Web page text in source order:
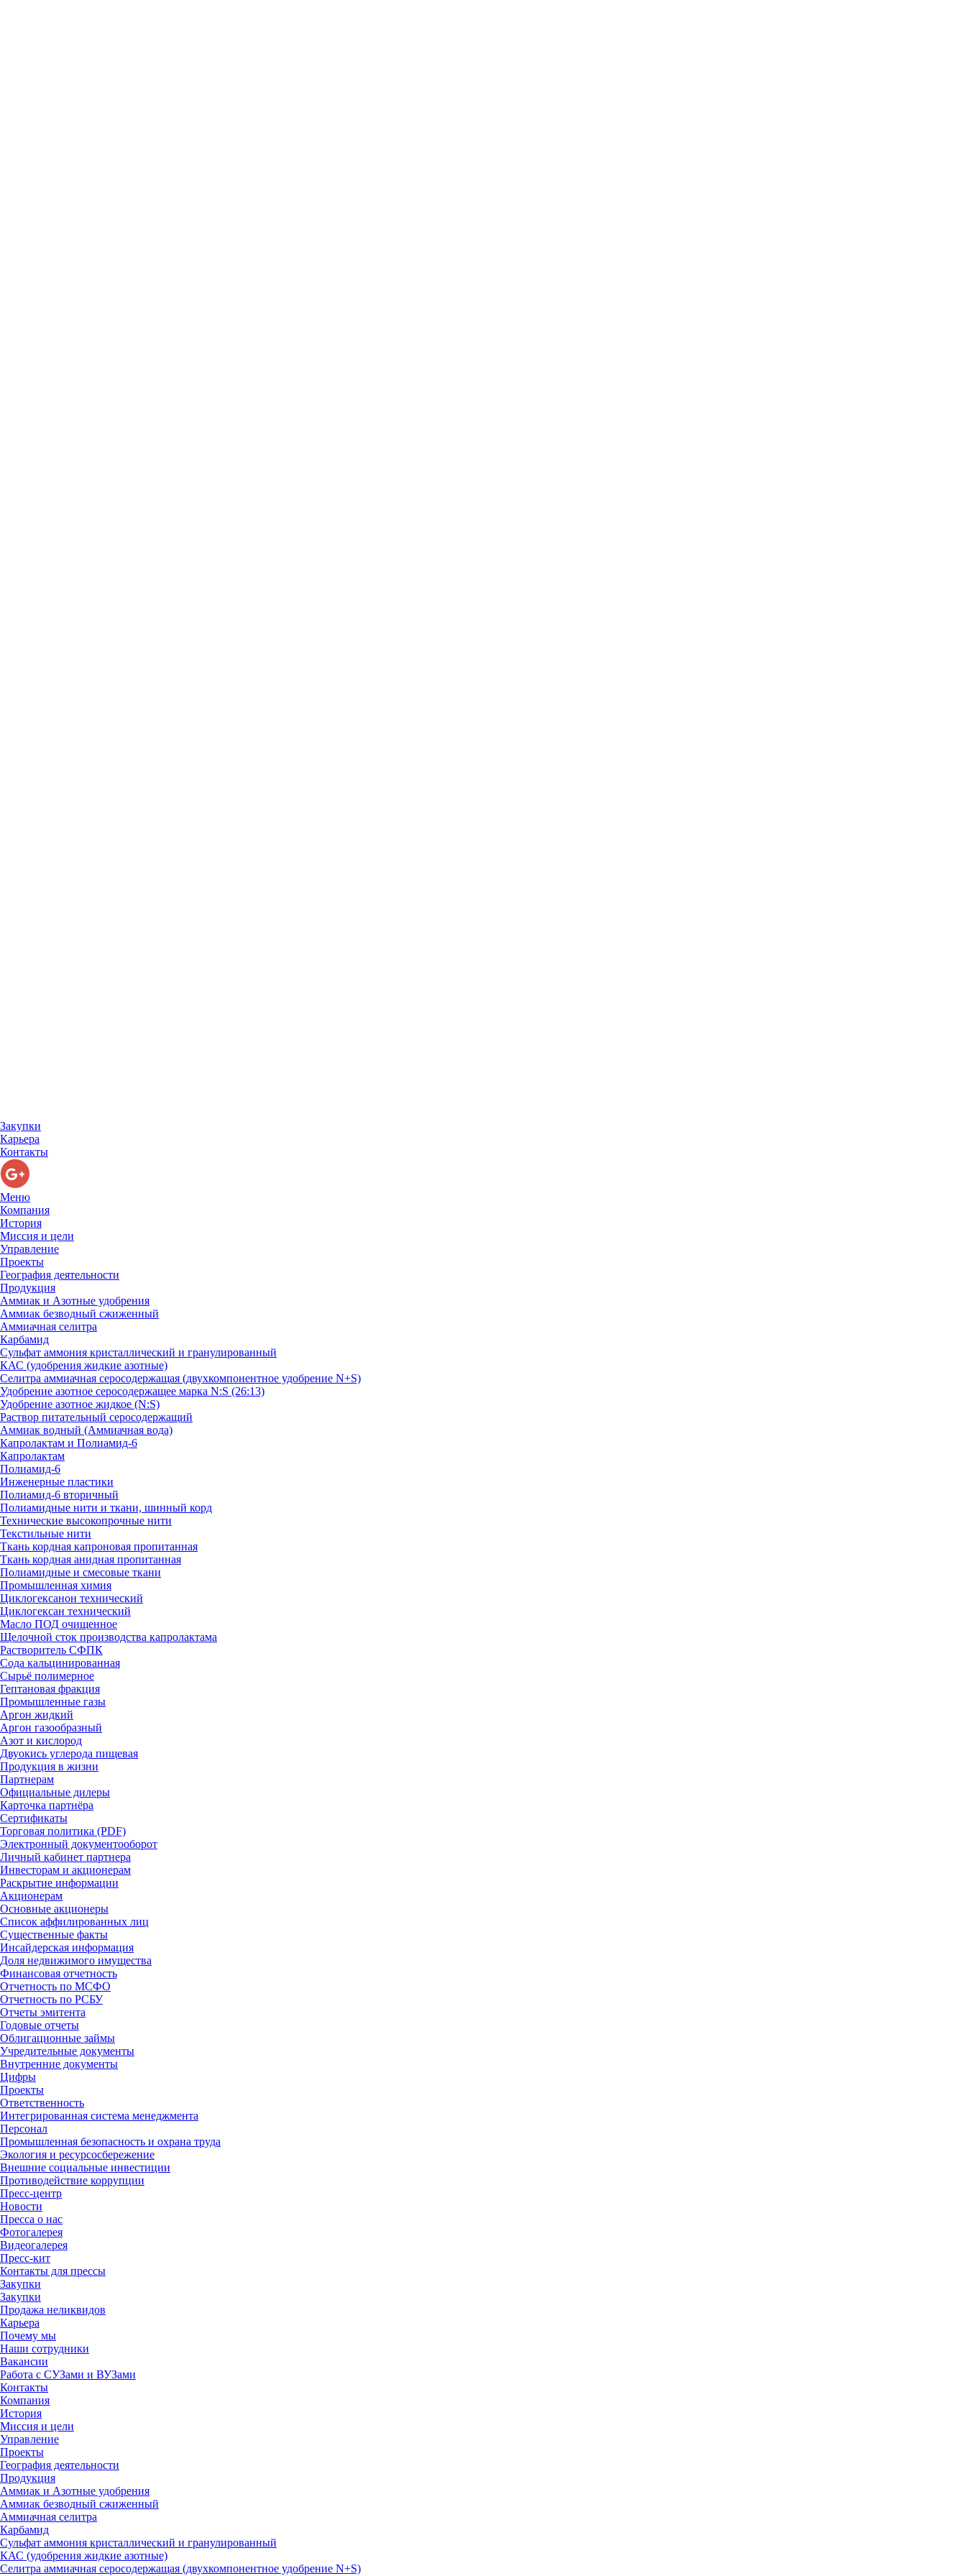
Закупки
Карьера
Контакты
Меню
Компания
История
Миссия и цели
Управление
Проекты
География деятельности
Продукция
Аммиак и Азотные удобрения
Аммиак безводный сжиженный
Аммиачная селитра
Карбамид
Сульфат аммония кристаллический и гранулированный
КАС (удобрения жидкие азотные)
Селитра аммиачная серосодержащая (двухкомпонентное удобрение N+S)
Удобрение азотное серосодержащее марка N:S (26:13)
Удобрение азотное жидкое (N:S)
Раствор питательный серосодержащий
Аммиак водный (Аммиачная вода)
Капролактам и Полиамид-6
Капролактам
Полиамид-6
Инженерные пластики
Полиамид-6 вторичный
Полиамидные нити и ткани, шинный корд
Технические высокопрочные нити
Текстильные нити
Ткань кордная капроновая пропитанная
Ткань кордная анидная пропитанная
Полиамидные и смесовые ткани
Промышленная химия
Циклогексанон технический
Циклогексан технический
Масло ПОД очищенное
Щелочной сток производства капролактама
Растворитель СФПК
Сода кальцинированная
Сырьё полимерное
Гептановая фракция
Промышленные газы
Аргон жидкий
Аргон газообразный
Азот и кислород
Двуокись углерода пищевая
Продукция в жизни
Партнерам
Официальные дилеры
Карточка партнёра
Сертификаты
Торговая политика (PDF)
Электронный документооборот
Личный кабинет партнера
Инвесторам и акционерам
Раскрытие информации
Акционерам
Основные акционеры
Список аффилированных лиц
Существенные факты
Инсайдерская информация
Доля недвижимого имущества
Финансовая отчетность
Отчетность по МСФО
Отчетность по РСБУ
Отчеты эмитента
Годовые отчеты
Облигационные займы
Учредительные документы
Внутренние документы
Цифры
Проекты
Ответственность
Интегрированная система менеджмента
Персонал
Промышленная безопасность и охрана труда
Экология и ресурсосбережение
Внешние социальные инвестиции
Противодействие коррупции
Пресс-центр
Новости
Пресса о нас
Фотогалерея
Видеогалерея
Пресс-кит
Контакты для прессы
Закупки
Закупки
Продажа неликвидов
Карьера
Почему мы
Наши сотрудники
Вакансии
Работа с СУЗами и ВУЗами
Контакты
Компания
История
Миссия и цели
Управление
Проекты
География деятельности
Продукция
Аммиак и Азотные удобрения
Аммиак безводный сжиженный
Аммиачная селитра
Карбамид
Сульфат аммония кристаллический и гранулированный
КАС (удобрения жидкие азотные)
Селитра аммиачная серосодержащая (двухкомпонентное удобрение N+S)